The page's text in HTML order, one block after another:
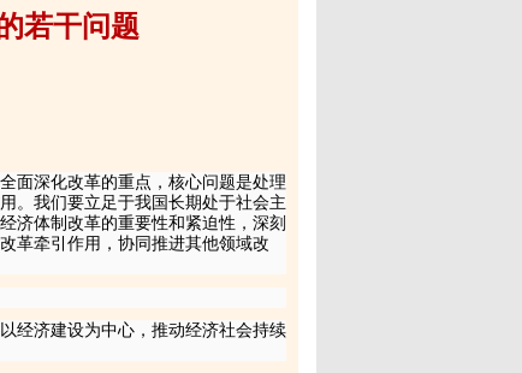
若干问题
面深化改革的重点，核心问题是处理
。我们要立足于我国长期处于社会主
济体制改革的重要性和紧迫性，深刻
革牵引作用，协同推进其他领域改
经济建设为中心，推动经济社会持续